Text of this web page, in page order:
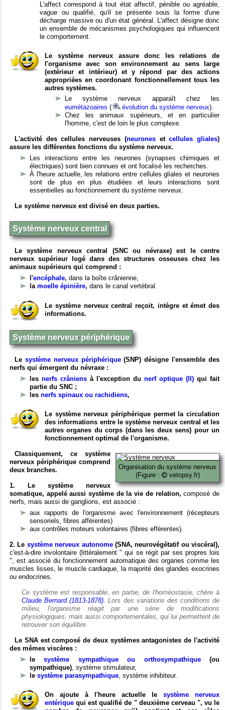
L'affect correspond à tout état affectif, pénible ou agréable,
vague ou qualifié, qu'il se présente sous la forme d'une
décharge massive ou d'un état général. L'affect désigne donc
un ensemble de mécanismes psychologiques qui influencent
le comportement.
Le système nerveux assure donc les relations de
l'organisme avec son environnement au sens large
(extérieur et intérieur) et y répond par des actions
appropriées en coordonant fonctionnellement tous les
autres systèmes.
Le système nerveux apparaît chez les
eumétazoaires ( évolution du système nerveux).
Chez les animaux supérieurs, et en particulier
l'homme, c'est de loin le plus complexe.
L'activité des cellules nerveuses (neuronesetcellules gliales)
assure les différentes fonctions du système nerveux.
Les interactions entre les neurones (synapses chimiques et
électriques) sont bien connues et ont focalisé les recherches.
À l'heure actuelle, les relations entre cellules gliales et neurones
sont de plus en plus étudiées et leurs interactions sont
essentielles au fonctionnement du système nerveux.
Le système nerveux est divisé en deux parties.
Système nerveux central
Le système nerveux central (SNC ou névraxe) est le centre
nerveux supérieur logé dans des structures osseuses chez les
animaux supérieurs qui comprend :
l'encéphale, dans la boîte crânienne,
la moelle épinière, dans le canal vertébral.
Le système nerveux central reçoit, intègre et émet des
informations.
Système nerveux périphérique
Le système nerveux périphérique(SNP) désigne l'ensemble des
nerfs qui émergent du névraxe :
les nerfs crâniens à l'exception du nerf optique (II) qui fait
partie du SNC ;
les nerfs spinaux ou rachidiens,
Le système nerveux périphérique permet la circulation
des informations entre le système nerveux central et les
autres organes du corps (dans les deux sens) pour un
fonctionnement optimal de l'organisme.
Organisation du système nerveux
(Figure :
vetopsy.fr)
Classiquement, ce système
nerveux périphérique comprend
deux branches.
1. Le système nerveux
somatique, appelé aussi système de la vie de relation, composé de
nerfs, mais aussi de ganglions, est associé :
aux rapports de l'organisme avec l'environnement (récepteurs
sensoriels, fibres afférentes)
aux contrôles moteurs volontaires (fibres efférentes).
2. Le système nerveux autonome(SNA, neurovégétatif ou viscéral),
c'est-à-dire involontaire (littéralement " qui se régit par ses propres lois
", est associé du fonctionnement automatique des organes comme les
muscles lisses, le muscle cardiaque, la majorité des glandes exocrines
ou endocrines.
Ce système est responsable, en partie, de l'homéostasie, chère à
Claude Bernard (1813-1878). Lors des variations des conditions de
milieu, l'organisme réagit par une série de modifications
physiologiques, mais aussi comportementales, qui lui permettent de
retrouver son équilibre.
Le SNA est composé de deux systèmes antagonistes de l'activité
des mêmes viscères :
lesystème sympathique ou orthosympathique(ou
sympathique), système stimulateur,
le système parasympathique, système inhibiteur.
On ajoute à l'heure actuelle le système nerveux
entérique qui est qualifié de " deuxième cerveau ", vu le